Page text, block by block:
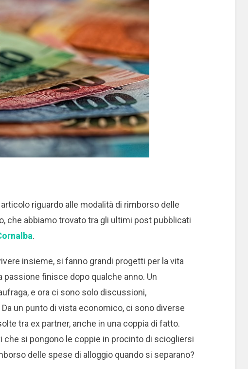
riguardo alle modalità di rimborso delle
che abbiamo trovato tra gli ultimi post pubblicati
.
insieme, si fanno grandi progetti per la vita
passione finisce dopo qualche anno. Un
e ora ci sono solo discussioni,
un punto di vista economico, ci sono diverse
tra ex partner, anche in una coppia di fatto.
che si pongono le coppie in procinto di sciogliersi
delle spese di alloggio quando si separano?